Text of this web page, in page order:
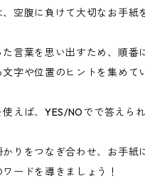
空腹に負けて大切なお手紙
言葉を思い出すため、順番
字や位置のヒントを集めて
えば、YES/NOでで答えら
りをつなぎ合わせ、お手紙
ードを導きましょう！